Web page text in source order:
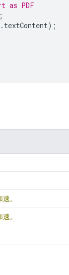
as PDF
. textContent);
。
。